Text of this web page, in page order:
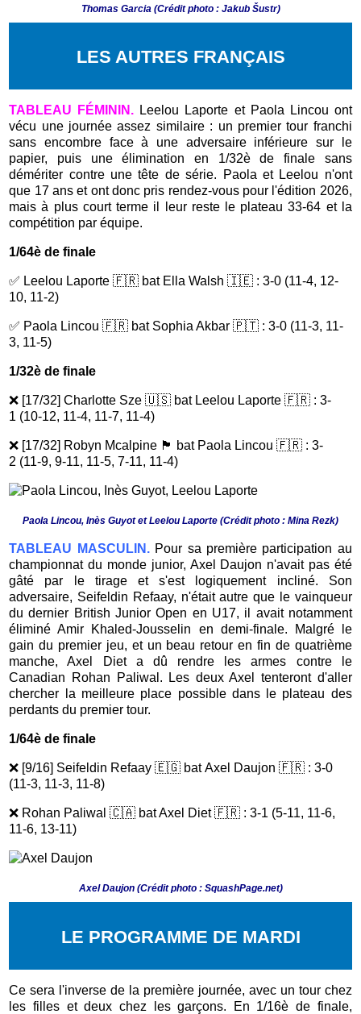
Thomas Garcia (Crédit photo : Jakub Šustr)
LES AUTRES FRANÇAIS
TABLEAU FÉMININ. Leelou Laporte et Paola Lincou ont
vécu une journée assez similaire : un premier tour franchi
sans encombre face à une adversaire inférieure sur le
papier, puis une élimination en 1/32è de finale sans
démériter contre une tête de série. Paola et Leelou n'ont
que 17 ans et ont donc pris rendez-vous pour l'édition 2026,
mais à plus court terme il leur reste le plateau 33-64 et la
compétition par équipe.
1/64è de finale
✅ Leelou Laporte 🇫🇷 bat Ella Walsh 🇮🇪 : 3-0 (11-4, 12-
10, 11-2)
✅ Paola Lincou 🇫🇷 bat Sophia Akbar🇵🇹 : 3-0 (11-3, 11-
3, 11-5)
1/32è de finale
❌ [17/32] Charlotte Sze 🇺🇸 bat Leelou Laporte 🇫🇷 : 3-
1 (10-12, 11-4, 11-7, 11-4)
❌ [17/32] Robyn Mcalpine 🏴󠁧󠁢󠁳󠁣󠁴󠁿 bat Paola Lincou 🇫🇷 : 3-
2 (11-9, 9-11, 11-5, 7-11, 11-4)
Paola Lincou, Inès Guyot et Leelou Laporte (Crédit photo : Mina Rezk)
TABLEAU MASCULIN.Pour sa première participation au
championnat du monde junior, Axel Daujon n'avait pas été
gâté par le tirage et s'est logiquement incliné. Son
adversaire, Seifeldin Refaay, n'était autre que le vainqueur
du dernier British Junior Open en U17, il avait notamment
éliminé Amir Khaled-Jousselin en demi-finale. Malgré le
gain du premier jeu, et un beau retour en fin de quatrième
manche, Axel Diet a dû rendre les armes contre le
Canadian Rohan Paliwal. Les deux Axel tenteront d'aller
chercher la meilleure place possible dans le plateau des
perdants du premier tour.
1/64è de finale
❌ [9/16] Seifeldin Refaay 🇪🇬 bat Axel Daujon 🇫🇷 : 3-0
(11-3, 11-3, 11-8)
❌ Rohan Paliwal 🇨🇦 bat Axel Diet 🇫🇷 : 3-1 (5-11, 11-6,
11-6, 13-11)
Axel Daujon (Crédit photo : SquashPage.net)
LE PROGRAMME DE MARDI
Ce sera l'inverse de la première journée, avec un tour chez
les filles et deux chez les garçons. En 1/16è de finale,